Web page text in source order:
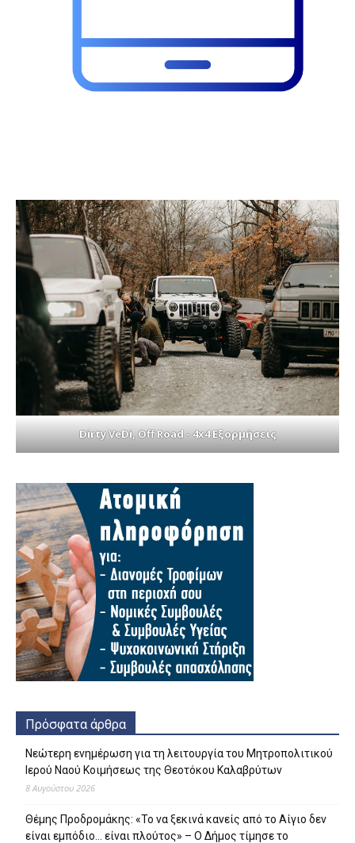
Dirty VeDi, Off Road - 4x4 Εξορμήσεις
Πρόσφατα άρθρα
Νεώτερη ενημέρωση για τη λειτουργία του Μητροπολιτικού
Ιερού Ναού Κοιμήσεως της Θεοτόκου Καλαβρύτων
8 Αυγούστου 2026
Θέμης Προδρομάκης: «Το να ξεκινά κανείς από το Αίγιο δεν
είναι εμπόδιο… είναι πλούτος» – O Δήμος τίμησε το